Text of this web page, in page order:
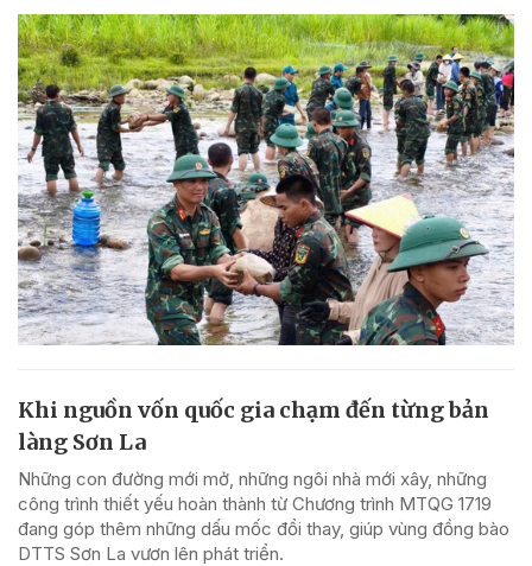
Khi nguồn vốn quốc gia chạm đến từng bản
làng Sơn La
Những con đường mới mở, những ngôi nhà mới xây, những
công trình thiết yếu hoàn thành từ Chương trình MTQG 1719
đang góp thêm những dấu mốc đổi thay, giúp vùng đồng bào
DTTS Sơn La vươn lên phát triển.